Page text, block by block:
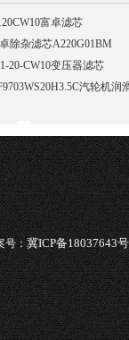
富卓滤芯
除杂滤芯A220G01BM
20-CW10变压器滤芯
汽轮机润
号：冀ICP备18037643